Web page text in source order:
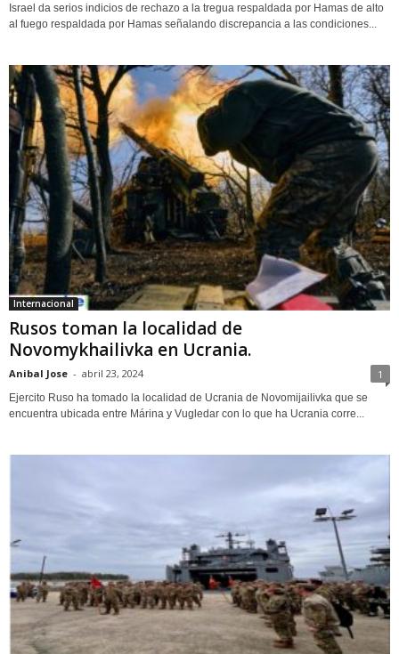
Israel da serios indicios de rechazo a la tregua respaldada por Hamas de alto
al fuego respaldada por Hamas señalando discrepancia a las condiciones...
Internacional
Rusos toman la localidad de
Novomykhailivka en Ucrania.
Anibal Jose - abril 23, 2024 1
Ejercito Ruso ha tomado la localidad de Ucrania de Novomijailivka que se
encuentra ubicada entre Márina y Vugledar con lo que ha Ucrania corre...